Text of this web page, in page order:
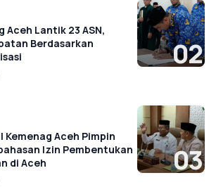
Aceh Lantik 23 ASN,
Berdasarkan
02
Kemenag Aceh Pimpin
Izin Pembentukan
di Aceh
03